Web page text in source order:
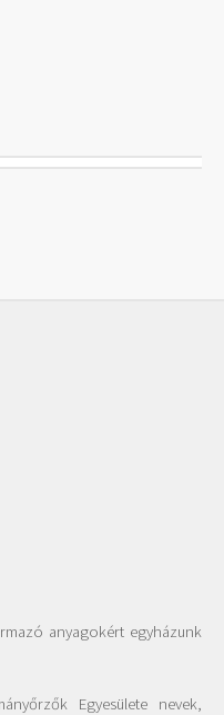
anyagokért egyházunk
Egyesülete nevek,